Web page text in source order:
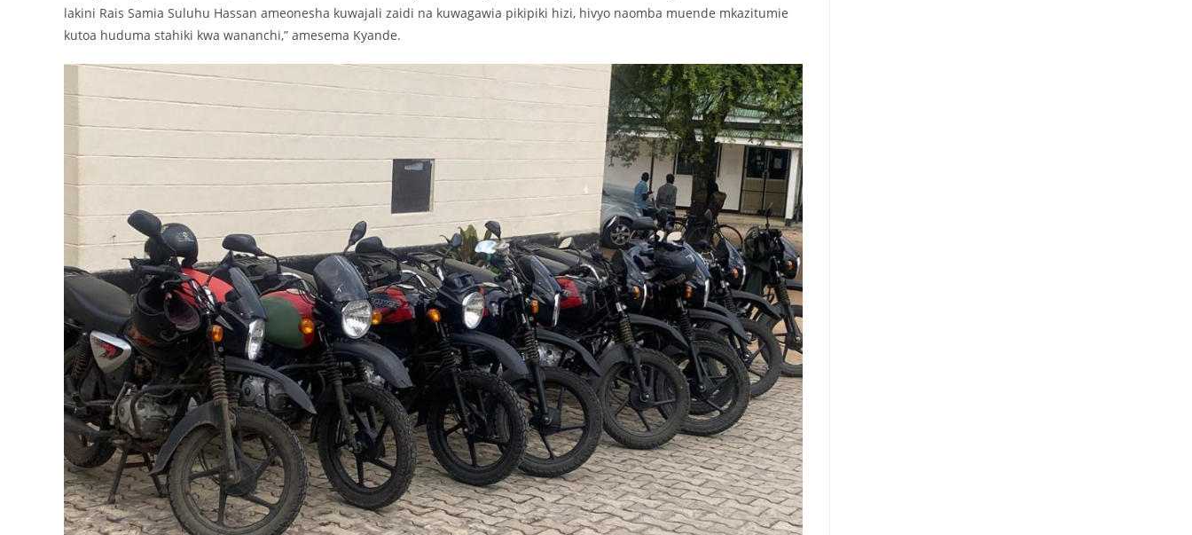
lakini Rais Samia Suluhu Hassan ameonesha kuwajali zaidi na kuwagawia pikipiki hizi, hivyo naomba muende mkazitumie
kutoa huduma stahiki kwa wananchi,” amesema Kyande.